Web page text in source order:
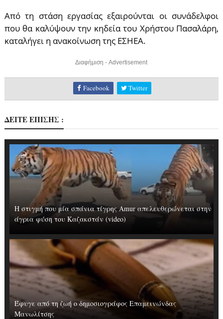
Από τη στάση εργασίας εξαιρούνται οι συνάδελφοι
που θα καλύψουν την κηδεία του Χρήστου Πασαλάρη,
καταλήγει η ανακοίνωση της ΕΣΗΕΑ.
Διαφήμιση - Advertisement
Facebook Twitter
ΔΕΙΤΕ ΕΠΙΣΗΣ :
Η στιγμή που μία σπάνια τίγρης Amur απελευθερώνεται στην
άγρια φύση του Καζακστάν (video)
Έφυγε από τη ζωή ο δημοσιογράφος Επαμεινώνδας
Μανωλίτσης